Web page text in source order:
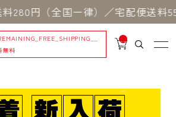
（全国一律）／宅配便送料550
無料
__
IT
_